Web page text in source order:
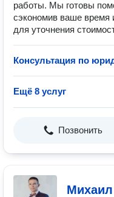
работы. Мы готовы
сэкономив ваше время
для уточнения
Консультация по
Ещё 8 услуг
Позвонить